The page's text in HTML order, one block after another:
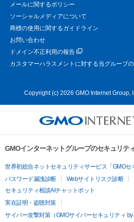
メールに関するポリシー
ソーシャルメディアについて
商標の使用に関するガイドライン
お問い合わせ
ドメイン不正利用の報告
カスタマーハラスメントに対する当グループ
Copyright (c) 2026 GMO Internet Group,
GMOインターネットグループのセキュリテ
世界初総合ネットセキュリティサービス「GMOセ
パスワード漏洩診断
Webサイトリスク診断
セキュリティ相談AIチャットボット
実在証明・盗聴対策
サイバー攻撃対策（GMOサイバーセキュリティ by